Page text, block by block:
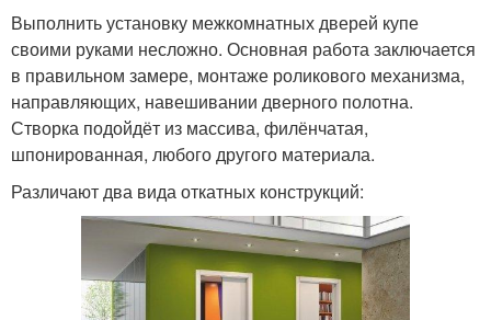
Выполнить установку межкомнатных дверей купе
своими руками несложно. Основная работа заключается
в правильном замере, монтаже роликового механизма,
направляющих, навешивании дверного полотна.
Створка подойдёт из массива, филёнчатая,
шпонированная, любого другого материала.
Различают два вида откатных конструкций: